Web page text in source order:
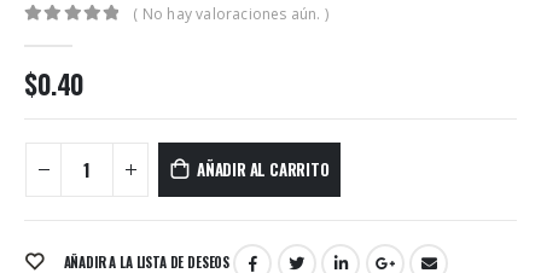
( No hay valoraciones aún. )
$0.40
AÑADIR AL CARRITO
AÑADIR A LA LISTA DE DESEOS